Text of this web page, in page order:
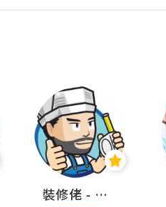
裝修佬 - 香港一站式網上裝修平台